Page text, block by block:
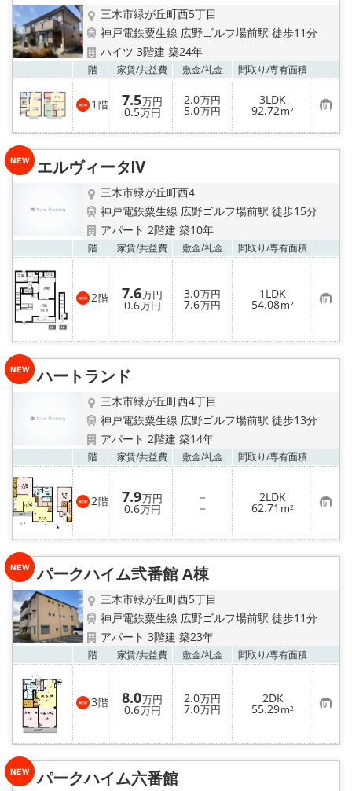
三木市緑が丘町西5丁目
神戸電鉄粟生線 広野ゴルフ場前駅 徒歩11分
ハイツ 3階建 築24年
階 家賃/共益費 敷金/礼金 間取り/専有面積
1 階 7.5万円
0.5万円
2.0万円
5.0万円
3LDK
92.72m² お
気
に
り
エルヴィータⅣ
三木市緑が丘町西4
神戸電鉄粟生線 広野ゴルフ場前駅 徒歩15分
アパート 2階建 築10年
階 家賃/共益費 敷金/礼金 間取り/専有面積
2階 7.6万円
0.6万円
3.0万円
7.6万円
1LDK
54.08m² お
気
に
入
り
登
ハートランド
三木市緑が丘町西4丁目
神戸電鉄粟生線 広野ゴルフ場前駅 徒歩13分
アパート 2階建 築14年
階 家賃/共益費 敷金/礼金 間取り/専有面積
2階 7.9万円
0.6万円
－
－
2LDK
62.71 m² お
気
に
入
登
パークハイム弐番館 A棟
三木市緑が丘町西5丁目
神戸電鉄粟生線 広野ゴルフ場前駅 徒歩11分
アパート 3階建 築23年
階 家賃/共益費 敷金/礼金 間取り/専有面積
3階 8.0万円
0.6万円
2.0万円
7.0万円
2DK
55.29m² お
気
に
入
登
パークハイム六番館